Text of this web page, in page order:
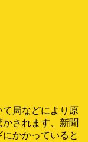
局などにより原
されます、新聞
かかっていると